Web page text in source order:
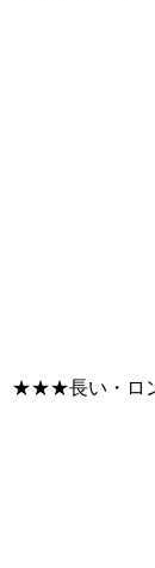
★★★長い・ロ